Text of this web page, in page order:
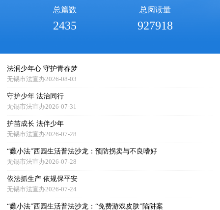
总篇数
2435
总阅读量
927918
法润少年心 守护青春梦
无锡市法宣办2026-08-03
守护少年 法治同行
无锡市法宣办2026-07-31
护苗成长 法伴少年
无锡市法宣办2026-07-28
“蠡小法”西园生活普法沙龙：预防拐卖与不良嗜好
无锡市法宣办2026-07-28
依法抓生产 依规保平安
无锡市法宣办2026-07-24
“蠡小法”西园生活普法沙龙：“免费游戏皮肤”陷阱案